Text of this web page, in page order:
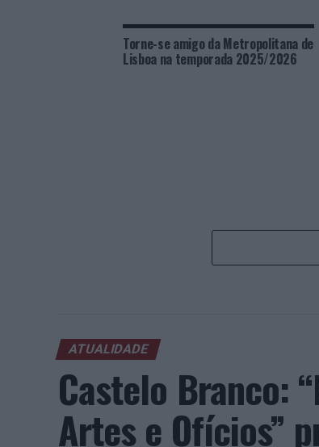
Torne-se amigo da Metropolitana de
Lisboa na temporada 2025/2026
ATUALIDADE
Castelo Branco:
Artes e Ofícios”